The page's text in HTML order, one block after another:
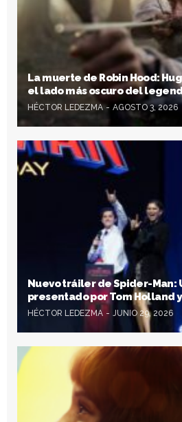
La muerte de Robin Hood:
el lado más oscuro del
HÉCTOR LEDEZMA AGOSTO 3, 2026
Nuevo tráiler de Spider-Man:
presentado por Tom Holland
HÉCTOR LEDEZMA JUNIO 29, 2026